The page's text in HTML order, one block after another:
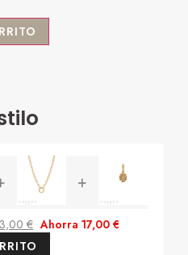
+
€ Ahorra 17,00 €